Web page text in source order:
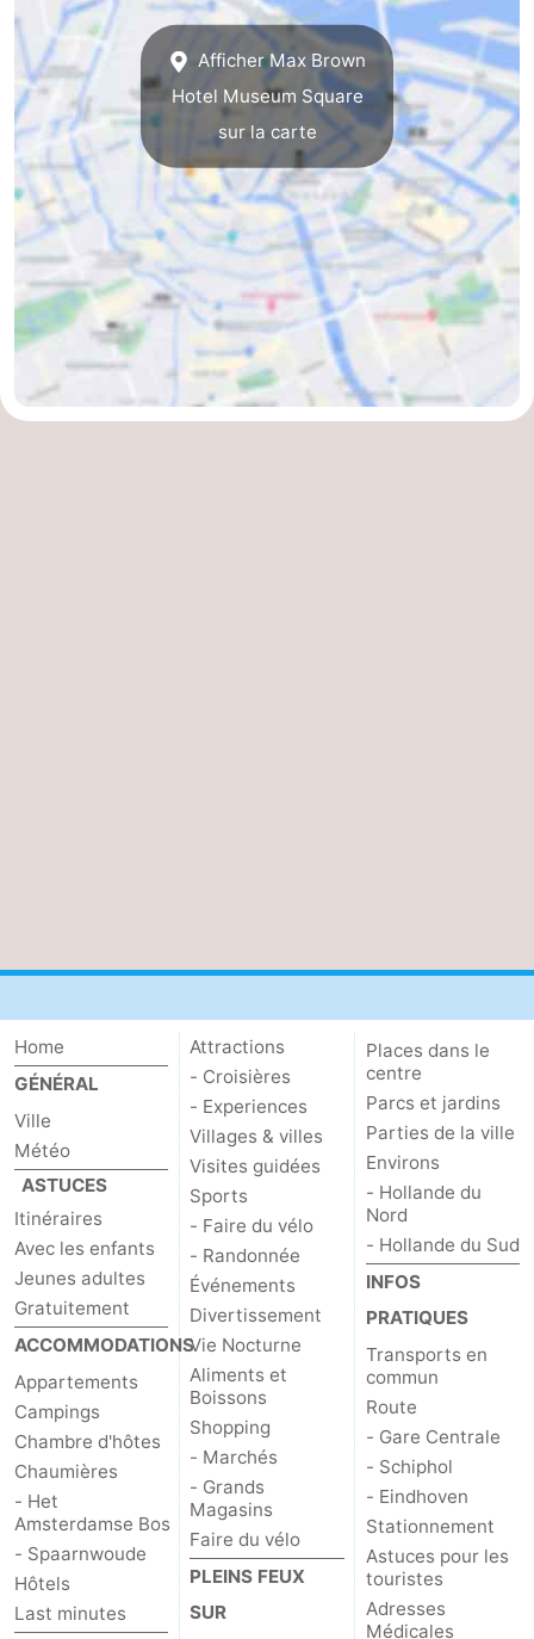
Afficher Max Brown
Hotel Museum Square
sur la carte
Home
GÉNÉRAL
Ville
Météo
ASTUCES
Itinéraires
Avec les enfants
Jeunes adultes
Gratuitement
ACCOMMODATIONS
Appartements
Campings
Chambre d'hôtes
Chaumières
- Het
Amsterdamse Bos
- Spaarnwoude
Hôtels
Last minutes
Attractions
- Croisières
- Experiences
Villages & villes
Visites guidées
Sports
- Faire du vélo
- Randonnée
Événements
Divertissement
Vie Nocturne
Aliments et
Boissons
Shopping
- Marchés
- Grands
Magasins
Faire du vélo
PLEINS FEUX
SUR
Places dans le
centre
Parcs et jardins
Parties de la ville
Environs
- Hollande du
Nord
- Hollande du Sud
INFOS
PRATIQUES
Transports en
commun
Route
- Gare Centrale
- Schiphol
- Eindhoven
Stationnement
Astuces pour les
touristes
Adresses
Médicales